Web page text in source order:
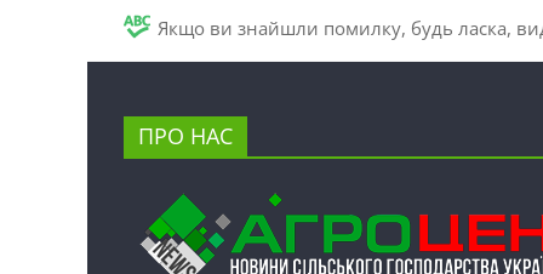
Якщо ви знайшли помилку, будь ласка,
ПРО НАС